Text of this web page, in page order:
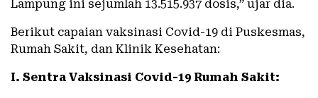
Lampung ini sejumlah 13.515.937 dosis,” ujar dia.
Berikut capaian vaksinasi Covid-19 di Puskesmas,
Rumah Sakit, dan Klinik Kesehatan:
I. Sentra Vaksinasi Covid-19 Rumah Sakit: